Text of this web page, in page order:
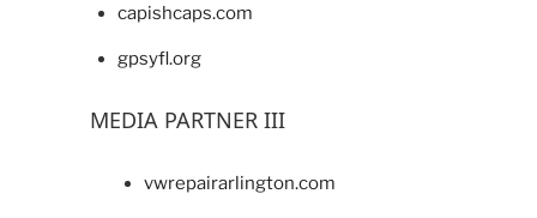
capishcaps.com
gpsyfl.org
MEDIA PARTNER III
vwrepairarlington.com